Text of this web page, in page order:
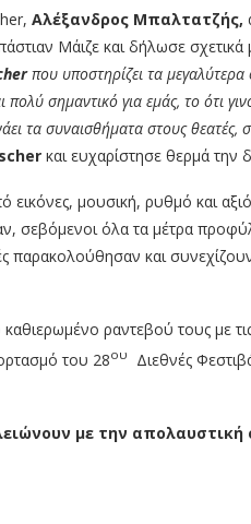
Αλέξανδρος Μπαλτατζής,
Μάιζε και δήλωσε σχετικά
που υποστηρίζει τα
σημαντικό για εμάς, το ότι
τα συναισθήματα στους θεατές,
και ευχαρίστησε θερμά την
μουσική, ρυθμό και
σεβόμενοι όλα τα μέτρα
παρακολούθησαν και
ραντεβού τους με
του 28ου
Διεθνές
με την